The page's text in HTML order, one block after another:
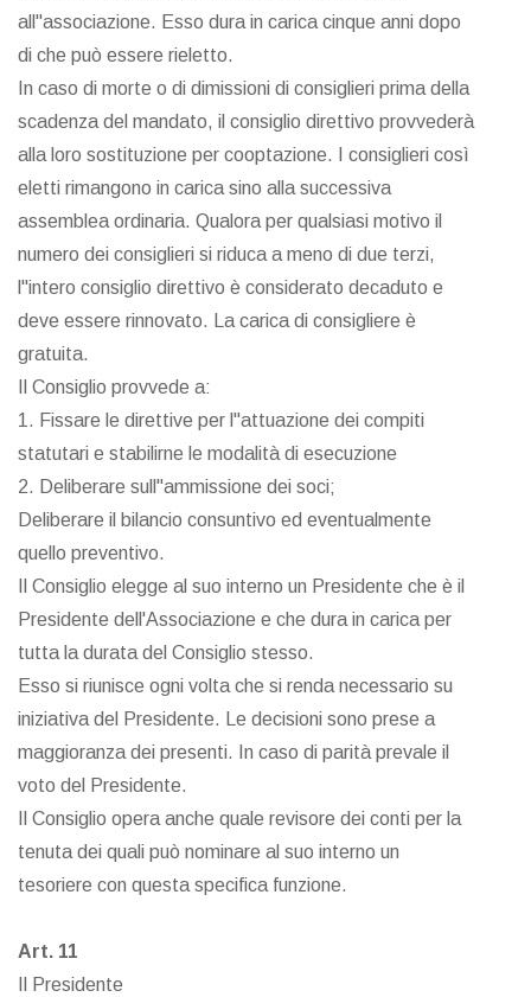
all"associazione. Esso dura in carica cinque anni dopo
di che può essere rieletto.
In caso di morte o di dimissioni di consiglieri prima della
scadenza del mandato, il consiglio direttivo provvederà
alla loro sostituzione per cooptazione. I consiglieri così
eletti rimangono in carica sino alla successiva
assemblea ordinaria. Qualora per qualsiasi motivo il
numero dei consiglieri si riduca a meno di due terzi,
l"intero consiglio direttivo è considerato decaduto e
deve essere rinnovato. La carica di consigliere è
gratuita.
Il Consiglio provvede a:
1. Fissare le direttive per l"attuazione dei compiti
statutari e stabilirne le modalità di esecuzione
2. Deliberare sull"ammissione dei soci;
Deliberare il bilancio consuntivo ed eventualmente
quello preventivo.
Il Consiglio elegge al suo interno un Presidente che è il
Presidente dell'Associazione e che dura in carica per
tutta la durata del Consiglio stesso.
Esso si riunisce ogni volta che si renda necessario su
iniziativa del Presidente. Le decisioni sono prese a
maggioranza dei presenti. In caso di parità prevale il
voto del Presidente.
Il Consiglio opera anche quale revisore dei conti per la
tenuta dei quali può nominare al suo interno un
tesoriere con questa specifica funzione.
Art. 11
Il Presidente